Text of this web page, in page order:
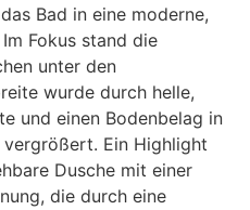
Bad in eine moderne,
Fokus stand die
unter den
wurde durch helle,
und einen Bodenbelag in
Ein Highlight
Dusche mit einer
die durch eine